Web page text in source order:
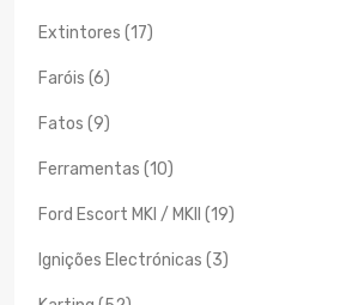
Extintores (17)
Faróis (6)
Fatos (9)
Ferramentas (10)
Ford Escort MKI / MKII (19)
Ignições Electrónicas (3)